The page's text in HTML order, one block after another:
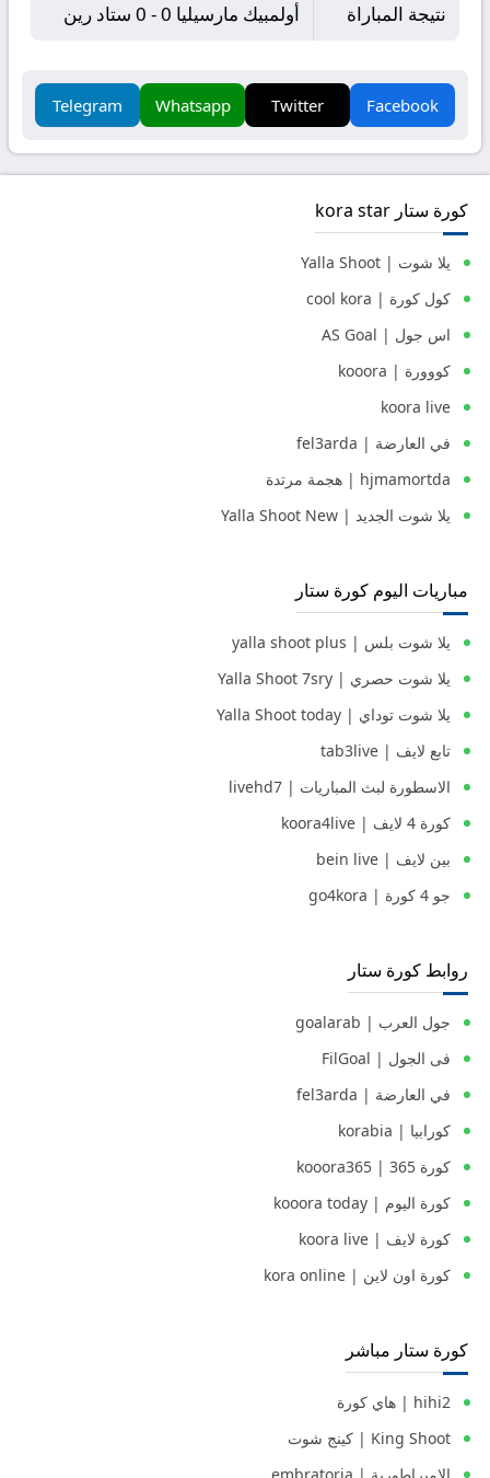
نتيجة المباراة أولمبيك مارسيليا 0 - 0 ستاد رين
Facebook
Twitter
Whatsapp
Telegram
كورة ستار kora star
يلا شوت | Yalla Shoot
كول كورة | cool kora
اس جول | AS Goal
كووورة | kooora
koora live
في العارضة | fel3arda
hjmamortda | هجمة مرتدة
يلا شوت الجديد | Yalla Shoot New
مباريات اليوم كورة ستار
يلا شوت بلس | yalla shoot plus
يلا شوت حصري | Yalla Shoot 7sry
يلا شوت توداي | Yalla Shoot today
تابع لايف | tab3live
الاسطورة لبث المباريات | livehd7
كورة 4 لايف | koora4live
بين لايف | bein live
جو 4 كورة | go4kora
روابط كورة ستار
جول العرب | goalarab
فى الجول | FilGoal
في العارضة | fel3arda
كورابيا | korabia
كورة 365 | kooora365
كورة اليوم | kooora today
كورة لايف | koora live
كورة اون لاين | kora online
كورة ستار مباشر
hihi2 | هاي كورة
King Shoot | كينج شوت